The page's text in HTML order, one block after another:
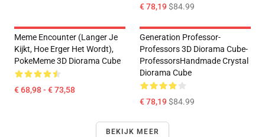
€ 78,19$84.99
Meme Encounter (Langer Je
Kijkt, Hoe Erger Het Wordt),
PokeMeme 3D Diorama Cube
€ 68,98 - € 73,58
Generation Professor-
Professors 3D Diorama Cube-
ProfessorsHandmade Crystal
Diorama Cube
€ 78,19$84.99
BEKIJK MEER